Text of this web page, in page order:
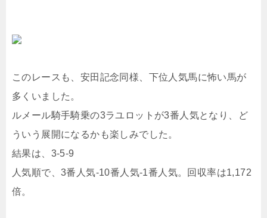
このレースも、安田記念同様、下位人気馬に怖い馬が
多くいました。
ルメール騎手騎乗の3ラユロットが3番人気となり、ど
ういう展開になるかも楽しみでした。
結果は、3-5-9
人気順で、3番人気-10番人気-1番人気。回収率は1,172
倍。